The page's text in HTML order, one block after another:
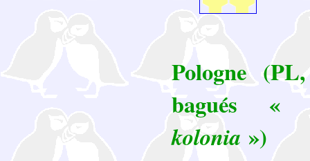
Pologne
bagués
kolonia »)